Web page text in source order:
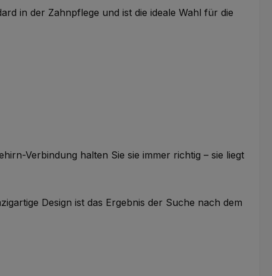
in der Zahnpflege und ist die ideale Wahl für die
Verbindung halten Sie sie immer richtig – sie liegt
Design ist das Ergebnis der Suche nach dem